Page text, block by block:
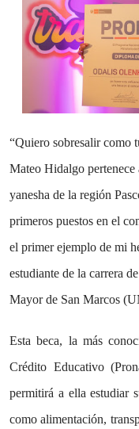
“Quiero sobresalir como
Mateo Hidalgo
yanesha de la región
primeros puestos en el
el primer ejemplo de mi
estudiante de la carrera
Mayor de San Marcos
Esta beca, la más
Crédito Educativo
permitirá a ella estudiar
como alimentación,